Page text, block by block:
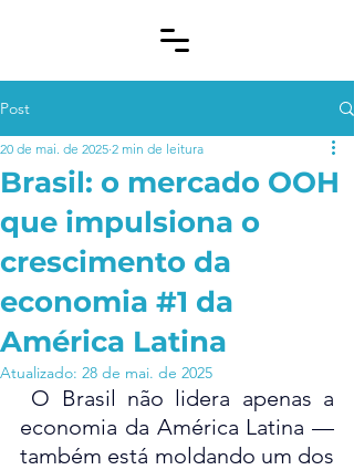
Post
Brasil: o mercado OOH
que impulsiona o
crescimento da
economia #1 da
América Latina
20 de mai. de 2025 2 min de leitura
Atualizado: 28 de mai. de 2025
economia da América Latina —
também está moldando um dos